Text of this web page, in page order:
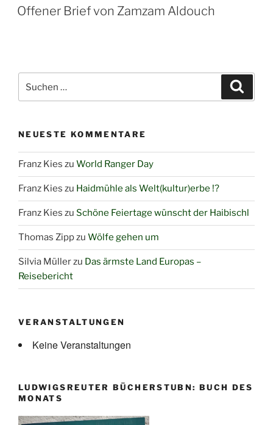
AM
Offener Brief von Zamzam Aldouch
nach:
NEUESTE KOMMENTARE
Franz Kies zu World Ranger Day
Franz Kies zu Haidmühle als Welt(kultur)erbe !?
Franz Kies zu Schöne Feiertage wünscht der Haibischl
Thomas Zippzu Wölfe gehen um
Silvia Müllerzu Das ärmste Land Europas –
Reisebericht
VERANSTALTUNGEN
Keine Veranstaltungen
LUDWIGSREUTER BÜCHERSTUBN: BUCH DES
MONATS